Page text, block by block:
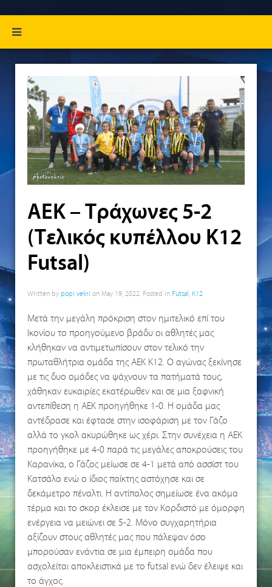
AEK – Τράχωνες 5-2
(Τελικός κυπέλλου Κ12
Futsal)
Written by popi vekri on May 19, 2022. Posted in Futsal , K12
Μετά την μεγάλη πρόκριση στον ημιτελικό επί του
Ικονίου το προηγούμενο βράδυ οι αθλητές μας
κλήθηκαν να αντιμετωπίσουν στον τελικό την
πρωταθλήτρια ομάδα της ΑΕΚ Κ12. Ο αγώνας ξεκίνησε
με τις δυο ομάδες να ψάχνουν τα πατήματά τους,
χάθηκαν ευκαιρίες εκατέρωθεν και σε μια ξαφνική
αντεπίθεση η ΑΕΚ προηγήθηκε 1-0. Η ομάδα μας
αντέδρασε και έφτασε στην ισοφάριση με τον Γάζο
αλλά το γκολ ακυρώθηκε ως χέρι. Στην συνέχεια η ΑΕΚ
προηγήθηκε με 4-0 παρά τις μεγάλες αποκρούσεις του
Καρανίκα, ο Γάζος μείωσε σε 4-1 μετά από ασσίστ του
Κατσάλα ενώ ο ίδιος παίκτης αστόχησε και σε
δεκάμετρο πέναλτι. Η αντίπαλος σημείωσε ένα ακόμα
τέρμα και το σκορ έκλεισε με τον Κορδιστό με όμορφη
ενέργεια να μειώνει σε 5-2. Μόνο συγχαρητήρια
αξίζουν στους αθλητές μας που πάλεψαν όσο
μπορούσαν ενάντια σε μια έμπειρη ομάδα που
ασχολείται αποκλειστικά με το futsal ενώ δεν έλειψε και
το άγχος.